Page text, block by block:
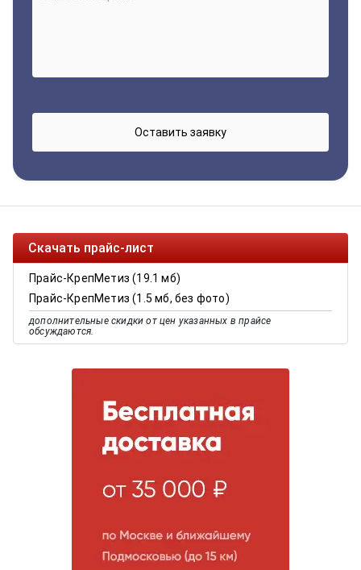
Скачать прайс-лист
Прайс-КрепМетиз (19.1 мб)
Прайс-КрепМетиз (1.5 мб, без фото)
дополнительные скидки от цен указанных в прайсе
обсуждаются.